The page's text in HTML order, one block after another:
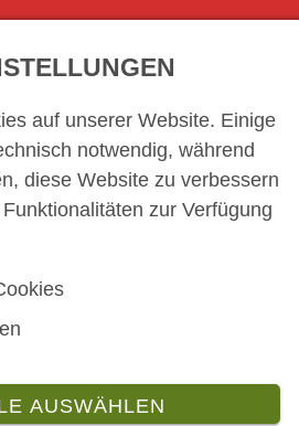
auf unserer Website. Einige
notwendig, während
diese Website zu verbessern
zur Verfügung
AUSWÄHLEN